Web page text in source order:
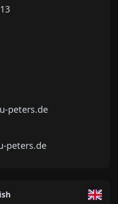
peters.de
peters.de